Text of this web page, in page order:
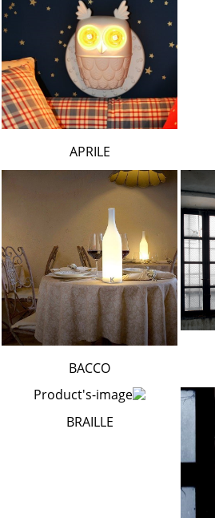
APRILE
BACCO
BRAILLE